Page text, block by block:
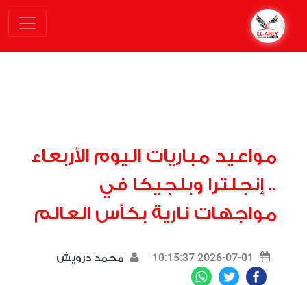
مواعيد مباريات اليوم الأربعاء
.. إنجلترا وبلجيكا في
مواجهات نارية بكأس العالم
2026-07-01 10:15:37 محمد درويش
Facebook
Twitter